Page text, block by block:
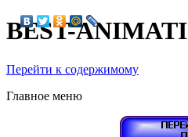
BEST-
Перейти к содержимому
Главное меню